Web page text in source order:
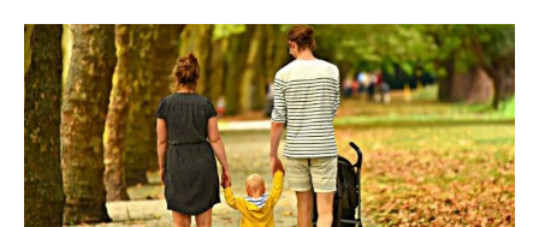
11 грудня 2020, 17:44
Всі новини »
ВІДЕО »
27 квітня 2026